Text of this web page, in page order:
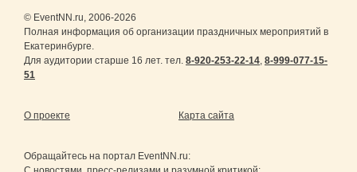
© EventNN.ru, 2006-2026
Полная информация об организации праздничных мероприятий в
Екатеринбурге.
Для аудитории старше 16 лет. тел. 8-920-253-22-14, 8-999-077-15-
51
О проекте Карта сайта
Обращайтесь на портал EventNN.ru: